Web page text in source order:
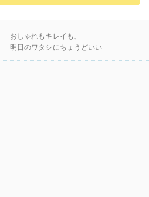
おしゃれもキレイも、
明日のワタシにちょうどいい